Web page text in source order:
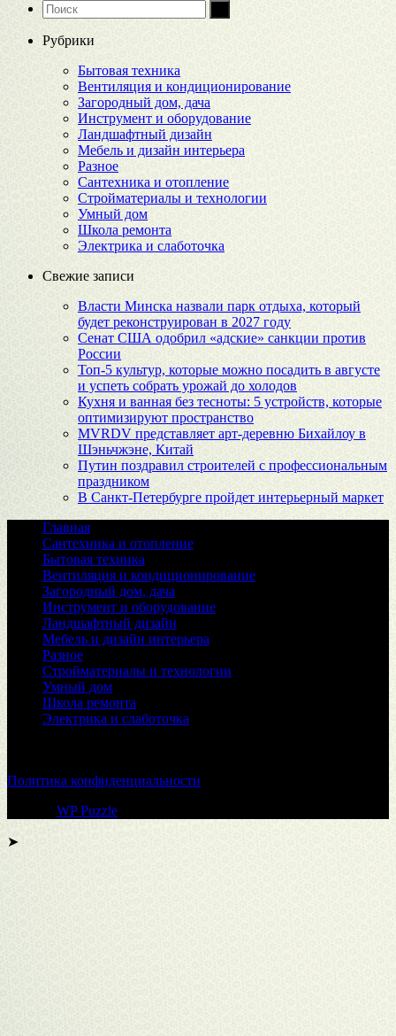
Рубрики
Бытовая техника
Вентиляция и кондиционирование
Загородный дом, дача
Инструмент и оборудование
Ландшафтный дизайн
Мебель и дизайн интерьера
Разное
Сантехника и отопление
Стройматериалы и технологии
Умный дом
Школа ремонта
Электрика и слаботочка
Свежие записи
Власти Минска назвали парк отдыха, который
будет реконструирован в 2027 году
Сенат США одобрил «адские» санкции против
России
Топ-5 культур, которые можно посадить в августе
и успеть собрать урожай до холодов
Кухня и ванная без тесноты: 5 устройств, которые
оптимизируют пространство
MVRDV представляет арт-деревню Бихайлоу в
Шэньчжэне, Китай
Путин поздравил строителей с профессиональным
праздником
В Санкт-Петербурге пройдет интерьерный маркет
Главная
Сантехника и отопление
Бытовая техника
Вентиляция и кондиционирование
Загородный дом, дача
Инструмент и оборудование
Ландшафтный дизайн
Мебель и дизайн интерьера
Разное
Стройматериалы и технологии
Умный дом
Школа ремонта
Электрика и слаботочка
Политика конфиденциальности
WP Puzzle
➤